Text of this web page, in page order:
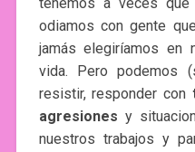
odiamos con gente
jamás elegiríamos en
vida. Pero podemos
resistir, responder con
agresiones y
nuestros trabajos y